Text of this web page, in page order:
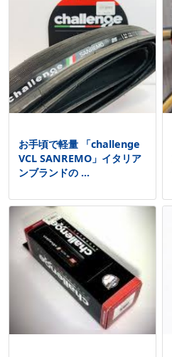
お手頃で軽量 「challenge
VCL SANREMO」イタリア
ンブランドの ...